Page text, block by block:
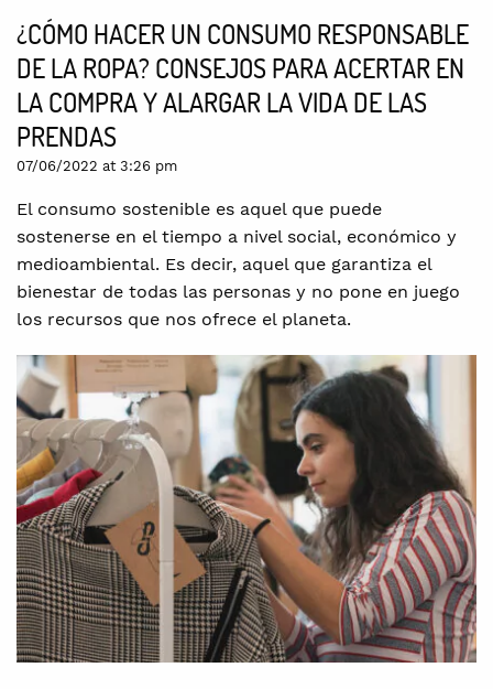
¿CÓMO HACER UN CONSUMO RESPONSABLE
DE LA ROPA? CONSEJOS PARA ACERTAR EN
LA COMPRA Y ALARGAR LA VIDA DE LAS
PRENDAS
07/06/2022 at 3:26 pm
El consumo sostenible es aquel que puede
sostenerse en el tiempo a nivel social, económico y
medioambiental. Es decir, aquel que garantiza el
bienestar de todas las personas y no pone en juego
los recursos que nos ofrece el planeta.